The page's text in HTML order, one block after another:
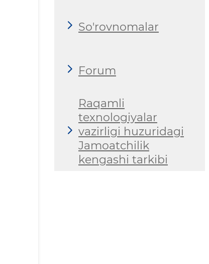
So'rovnomalar
Forum
Raqamli
texnologiyalar
vazirligi huzuridagi
Jamoatchilik
kengashi tarkibi